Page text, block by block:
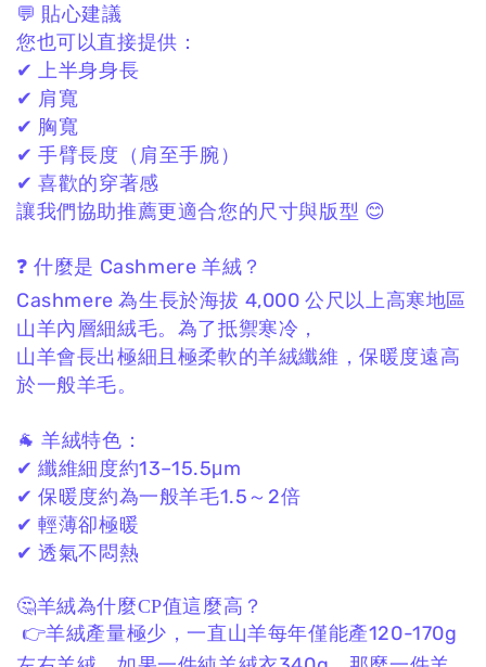
💬 貼心建議
您也可以直接提供：
✔ 上半身身長
✔ 肩寬
✔ 胸寬
✔ 手臂長度（肩至手腕）
✔ 喜歡的穿著感
讓我們協助推薦更適合您的尺寸與版型 😊
❓ 什麼是 Cashmere 羊絨？
Cashmere 為生長於海拔 4,000 公尺以上高寒地區
山羊內層細絨毛。 為了抵禦寒冷，
山羊會長出極細且極柔軟的羊絨纖維，保暖度遠高
於一般羊毛。
🐐 羊絨特色：
✔ 纖維細度約13–15.5μm
✔ 保暖度約為一般羊毛1.5～2倍
✔ 輕薄卻極暖
✔ 透氣不悶熱
🤔羊絨為什麼CP值這麼高？
👉羊絨產量極少，一直山羊每年僅能產120-170g